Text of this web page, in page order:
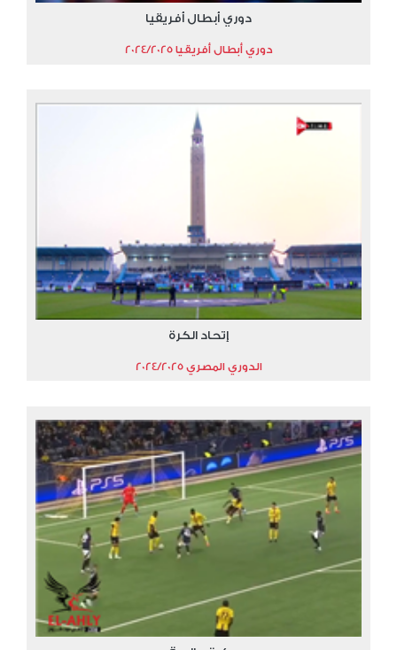
دوري أبطال أفريقيا
دوري أبطال أفريقيا 2024/2025
إتحاد الكرة
الدوري المصري 2024/2025